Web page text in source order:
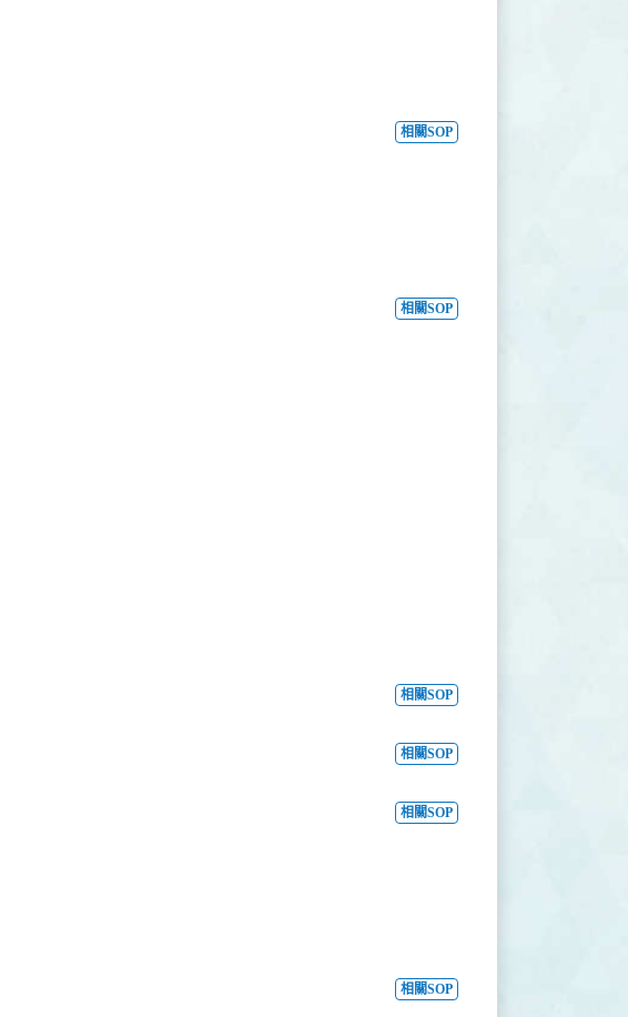
相關SOP
相關SOP
相關SOP
相關SOP
相關SOP
相關SOP